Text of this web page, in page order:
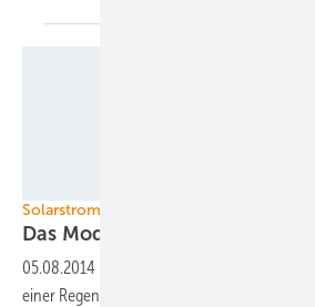
Solarstrom für Mehrfamilienhäuser
Das Modell funktioniert
05.08.2014
einer Regensburger